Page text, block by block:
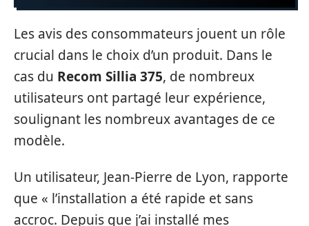
Les avis des consommateurs jouent un rôle
crucial dans le choix d’un produit. Dans le
cas du Recom Sillia 375, de nombreux
utilisateurs ont partagé leur expérience,
soulignant les nombreux avantages de ce
modèle.
Un utilisateur, Jean-Pierre de Lyon, rapporte
que « l’installation a été rapide et sans
accroc. Depuis que j’ai installé mes